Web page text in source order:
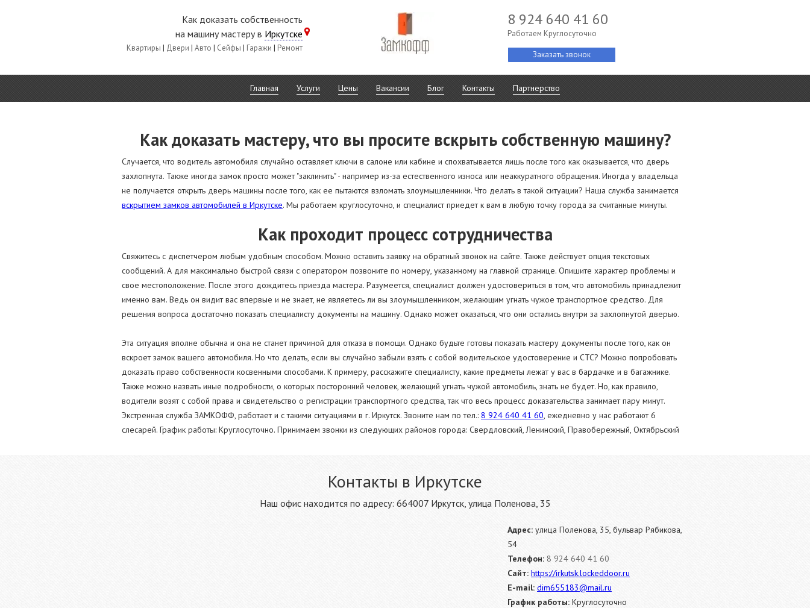
Как доказать собственность
на машину мастеру в Иркутске
Квартиры | Двери | Авто | Сейфы | Гаражи | Ремонт
8 924 640 41 60
Работаем Круглосуточно
Заказать звонок
Главная Услуги Цены Вакансии Блог Контакты Партнерство
Как доказать мастеру, что вы просите вскрыть собственную машину?
Случается, что водитель автомобиля случайно оставляет ключи в салоне или кабине и спохватывается лишь после того как оказывается, что дверь
захлопнута. Также иногда замок просто может "заклинить" - например из-за естественного износа или неаккуратного обращения. Иногда у владельца
не получается открыть дверь машины после того, как ее пытаются взломать злоумышленники. Что делать в такой ситуации? Наша служба занимается
вскрытием замков автомобилей в Иркутске. Мы работаем круглосуточно, и специалист приедет к вам в любую точку города за считанные минуты.
Как проходит процесс сотрудничества
Свяжитесь с диспетчером любым удобным способом. Можно оставить заявку на обратный звонок на сайте. Также действует опция текстовых
сообщений. А для максимально быстрой связи с оператором позвоните по номеру, указанному на главной странице. Опишите характер проблемы и
свое местоположение. После этого дождитесь приезда мастера. Разумеется, специалист должен удостовериться в том, что автомобиль принадлежит
именно вам. Ведь он видит вас впервые и не знает, не являетесь ли вы злоумышленником, желающим угнать чужое транспортное средство. Для
решения вопроса достаточно показать специалисту документы на машину. Однако может оказаться, что они остались внутри за захлопнутой дверью.
Эта ситуация вполне обычна и она не станет причиной для отказа в помощи. Однако будьте готовы показать мастеру документы после того, как он
вскроет замок вашего автомобиля. Но что делать, если вы случайно забыли взять с собой водительское удостоверение и СТС? Можно попробовать
доказать право собственности косвенными способами. К примеру, расскажите специалисту, какие предметы лежат у вас в бардачке и в багажнике.
Также можно назвать иные подробности, о которых посторонний человек, желающий угнать чужой автомобиль, знать не будет. Но, как правило,
водители возят с собой права и свидетельство о регистрации транспортного средства, так что весь процесс доказательства занимает пару минут.
Экстренная служба ЗАМКОФФ, работает и с такими ситуациями в г. Иркутск. Звоните нам по тел.: 8 924 640 41 60, ежедневно у нас работают 6
слесарей. График работы: Круглосуточно. Принимаем звонки из следующих районов города: Свердловский, Ленинский, Правобережный, Октябрьский
Контакты в Иркутске
Наш офис находится по адресу: 664007 Иркутск, улица Поленова, 35
Адрес: улица Поленова, 35, бульвар Рябикова,
54
Телефон: 8 924 640 41 60
Сайт: https://irkutsk.lockeddoor.ru
E-mail: dim655183@mail.ru
График работы: Круглосуточно